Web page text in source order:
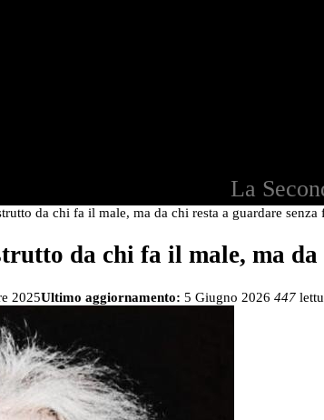
La
da chi fa il male, ma da chi resta a guardare senza
da chi fa il male, ma
2025Ultimo aggiornamento: 5 Giugno 2026 447